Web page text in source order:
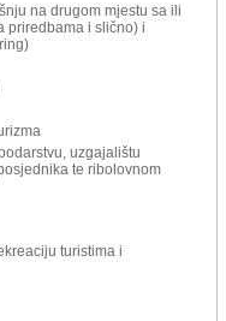
na drugom mjestu sa ili
priredbama i slično) i
uzgajalištu
te ribolovnom
turistima i